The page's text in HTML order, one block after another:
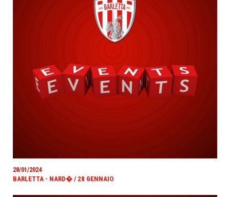
28/01/2024
BARLETTA - NARD� / 28 GENNAIO